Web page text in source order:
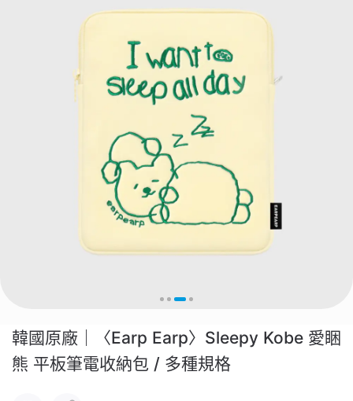
韓國原廠｜〈Earp Earp〉Sleepy Kobe 愛睏
熊 平板筆電收納包 / 多種規格